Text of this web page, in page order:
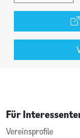
Für
Vereinsprofile